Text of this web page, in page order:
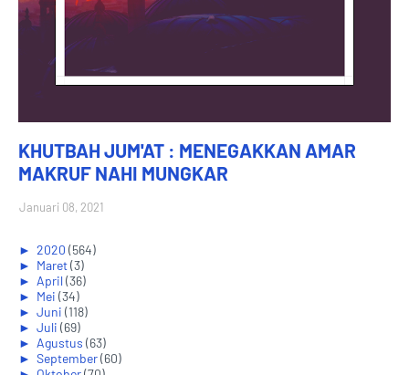
KHUTBAH JUM'AT : MENEGAKKAN AMAR
MAKRUF NAHI MUNGKAR
Januari 08, 2021
► 2020 (564)
► Maret(3)
► April(36)
► Mei (34)
► Juni (118)
► Juli (69)
► Agustus (63)
► September(60)